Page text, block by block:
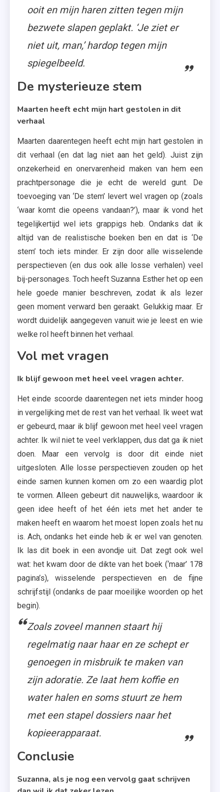
ooit en mijn haren zitten tegen mijn
bezwete slapen geplakt. ‘Je ziet er
niet uit, man,’ hardop tegen mijn
spiegelbeeld.
De mysterieuze stem
Maarten heeft echt mijn hart gestolen in dit
verhaal
Maarten daarentegen heeft echt mijn hart gestolen in
dit verhaal (en dat lag niet aan het geld). Juist zijn
onzekerheid en onervarenheid maken van hem een
prachtpersonage die je echt de wereld gunt. De
toevoeging van ‘De stem’ levert wel vragen op (zoals
‘waar komt die opeens vandaan?’), maar ik vond het
tegelijkertijd wel iets grappigs heb. Ondanks dat ik
altijd van de realistische boeken ben en dat is ‘De
stem’ toch iets minder. Er zijn door alle wisselende
perspectieven (en dus ook alle losse verhalen) veel
bij-personages. Toch heeft Suzanna Esther het op een
hele goede manier beschreven, zodat ik als lezer
geen moment verward ben geraakt. Gelukkig maar. Er
wordt duidelijk aangegeven vanuit wie je leest en wie
welke rol heeft binnen het verhaal.
Vol met vragen
Ik blijf gewoon met heel veel vragen achter.
Het einde scoorde daarentegen net iets minder hoog
in vergelijking met de rest van het verhaal. Ik weet wat
er gebeurd, maar ik blijf gewoon met heel veel vragen
achter. Ik wil niet te veel verklappen, dus dat ga ik niet
doen. Maar een vervolg is door dit einde niet
uitgesloten. Alle losse perspectieven zouden op het
einde samen kunnen komen om zo een waardig plot
te vormen. Alleen gebeurt dit nauwelijks, waardoor ik
geen idee heeft of het één iets met het ander te
maken heeft en waarom het moest lopen zoals het nu
is. Ach, ondanks het einde heb ik er wel van genoten.
Ik las dit boek in een avondje uit. Dat zegt ook wel
wat: het kwam door de dikte van het boek (‘maar’ 178
pagina’s), wisselende perspectieven en de fijne
schrijfstijl (ondanks de paar moeilijke woorden op het
begin).
Zoals zoveel mannen staart hij
regelmatig naar haar en ze schept er
genoegen in misbruik te maken van
zijn adoratie. Ze laat hem koffie en
water halen en soms stuurt ze hem
met een stapel dossiers naar het
kopieerapparaat.
Conclusie
Suzanna, als je nog een vervolg gaat schrijven